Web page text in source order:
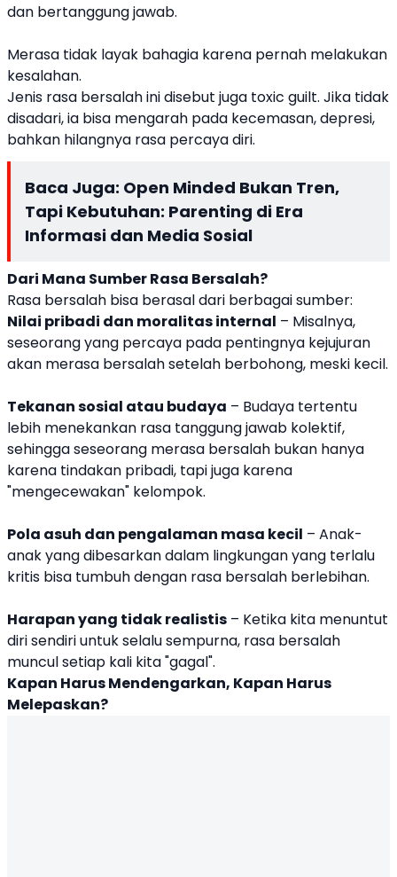
dan bertanggung jawab.
Merasa tidak layak bahagia karena pernah melakukan
kesalahan.
Jenis rasa bersalah ini disebut juga toxic guilt. Jika tidak
disadari, ia bisa mengarah pada kecemasan, depresi,
bahkan hilangnya rasa percaya diri.
Baca Juga: Open Minded Bukan Tren,
Tapi Kebutuhan: Parenting di Era
Informasi dan Media Sosial
Dari Mana Sumber Rasa Bersalah?
Rasa bersalah bisa berasal dari berbagai sumber:
Nilai pribadi dan moralitas internal – Misalnya,
seseorang yang percaya pada pentingnya kejujuran
akan merasa bersalah setelah berbohong, meski kecil.
Tekanan sosial atau budaya – Budaya tertentu
lebih menekankan rasa tanggung jawab kolektif,
sehingga seseorang merasa bersalah bukan hanya
karena tindakan pribadi, tapi juga karena
"mengecewakan" kelompok.
Pola asuh dan pengalaman masa kecil – Anak-
anak yang dibesarkan dalam lingkungan yang terlalu
kritis bisa tumbuh dengan rasa bersalah berlebihan.
Harapan yang tidak realistis – Ketika kita menuntut
diri sendiri untuk selalu sempurna, rasa bersalah
muncul setiap kali kita "gagal".
Kapan Harus Mendengarkan, Kapan Harus
Melepaskan?